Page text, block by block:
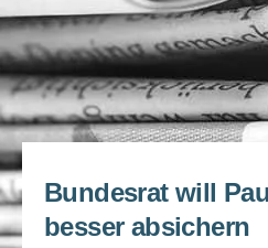
Bundesrat will
besser absichern